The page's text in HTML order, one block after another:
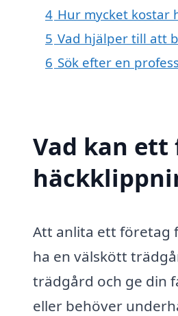
4 Hur mycket kostar
5 Vad hjälper till att
6 Sök efter en
Vad kan ett
Att anlita ett företag
ha en välskött
trädgård och ge din
eller behöver